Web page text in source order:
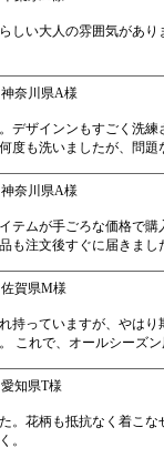
しい大人の雰囲気があ
奈川県A様
デザインンもすごく洗
度も洗いましたが、問題
奈川県A様
テムが手ごろな価格で
も注文後すぐに届きまし
賀県M様
持っていますが、やは
これで、オールシーズ
知県T様
。花柄も抵抗なく着こな
。